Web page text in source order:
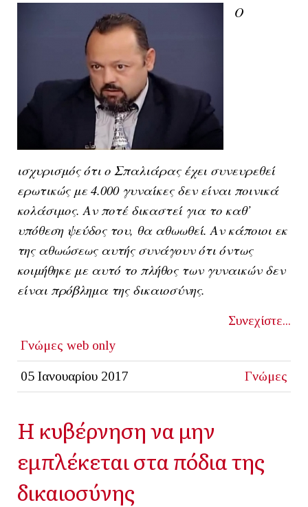
Ο
ισχυρισμός ότι ο Σπαλιάρας έχει συνευρεθεί
ερωτικώς με 4.000 γυναίκες δεν είναι ποινικά
κολάσιμος. Αν ποτέ δικαστεί για το καθ’
υπόθεση ψεύδος του, θα αθωωθεί. Αν κάποιοι εκ
της αθωώσεως αυτής συνάγουν ότι όντως
κοιμήθηκε με αυτό το πλήθος των γυναικών δεν
είναι πρόβλημα της δικαιοσύνης.
Συνεχίστε...
Γνώμες web only
05 Ιανουαρίου 2017 Γνώμες
Η κυβέρνηση να μην
εμπλέκεται στα πόδια της
δικαιοσύνης